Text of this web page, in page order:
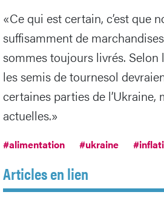
«Ce qui est certain, c’est que
suffisamment de
sommes toujours livrés. Selon
les semis de tournesol
certaines parties de l’Ukraine,
actuelles.»
#alimentation #ukraine
Articles en lien